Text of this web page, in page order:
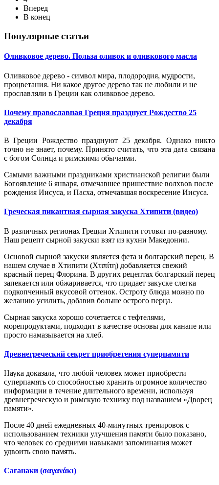
Вперед
В конец
Популярные статьи
Оливковое дерево. Польза оливок и оливкового масла
Оливковое дерево - символ мира, плодородия, мудрости,
процветания. Ни какое другое дерево так не любили и не
прославляли в Греции как оливковое дерево.
Почему православная Греция празднует Рождество 25
декабря
В Греции Рождество празднуют 25 декабря. Однако никто
точно не знает, почему. Принято считать, что эта дата связана
с богом Солнца и римскими обычаями.
Самыми важными праздниками христианской религии были
Богоявление 6 января, отмечавшее пришествие волхвов после
рождения Иисуса, и Пасха, отмечавшая воскресение Иисуса.
Греческая пикантная сырная закуска Хтипити (видео)
В различных регионах Греции Хтипити готовят по-разному.
Наш рецепт сырной закуски взят из кухни Македонии.
Основой сырной закуски является фета и болгарский перец. В
нашем случае в Хтипити (Χτιπίτη) добавляется свежий
красный перец Флорина. В других рецептах болгарский перец
запекается или обжаривается, что придает закуске слегка
подкопченный вкусовой оттенок. Остроту блюда можно по
желанию усилить, добавив больше острого перца.
Сырная закуска хорошо сочетается с тефтелями,
морепродуктами, подходит в качестве основы для канапе или
просто намазывается на хлеб.
Древнегреческий секрет приобретения суперпамяти
Наука доказала, что любой человек может приобрести
суперпамять со способностью хранить огромное количество
информации в течение длительного времени, используя
древнегреческую и римскую технику под названием «Дворец
памяти».
После 40 дней ежедневных 40-минутных тренировок с
использованием техники улучшения памяти было показано,
что человек со средними навыками запоминания может
удвоить свою память.
Саганаки (σαγανάκι)